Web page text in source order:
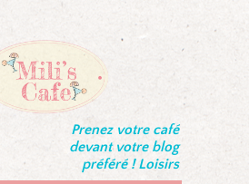
Prenez votre café
devant votre blog
préféré ! Loisirs